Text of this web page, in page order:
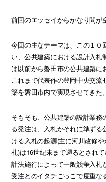
前回のエッセイからかなり間が
今回の主なテーマは、この１
い、公共建築における設計入
は以前から磐田市の公共建築に
これまで代表作の豊岡中央交流
築を磐田市内で実現させてきた。
そもそも、公共建築の設計業
る発注は、入札かそれに準ず
ける入札の起源(主に河川改修
札)は16世紀末まで遡るとされ
計法施行によって一般競争入
受注とのイタチごっこで度重